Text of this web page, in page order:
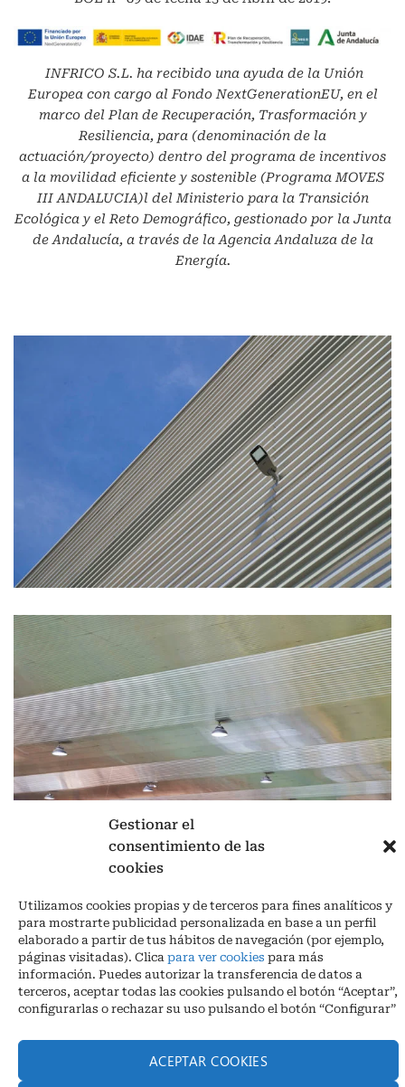
Gestionar el
consentimiento de las
cookies
Utilizamos cookies propias y de terceros para fines analíticos y
para mostrarte publicidad personalizada en base a un perfil
elaborado a partir de tus hábitos de navegación (por ejemplo,
páginas visitadas). Clica para ver cookies para más
información. Puedes autorizar la transferencia de datos a
terceros, aceptar todas las cookies pulsando el botón “Aceptar”,
configurarlas o rechazar su uso pulsando el botón “Configurar”
ACEPTAR COOKIES
INFRICO S.L. ha recibido una ayuda de la Unión
Europea con cargo al Fondo NextGenerationEU, en el
marco del Plan de Recuperación, Trasformación y
Resiliencia, para (denominación de la
actuación/proyecto) dentro del programa de incentivos
a la movilidad eficiente y sostenible (Programa MOVES
III ANDALUCIA)l del Ministerio para la Transición
Ecológica y el Reto Demográfico, gestionado por la Junta
de Andalucía, a través de la Agencia Andaluza de la
Energía.
Aviso legal |Política de privacidad| Cookies
Ctra. A-3132, De Aguilar a A-318 por Moriles km 15,5 M.I. (Córdoba)
España
COORDENADAS: Latitud: 37,40 – Longitud -04,58 | Telf. + 34 957 51
30 68
info@infrico.com Infrico SL 2026©. Diseñado porBabait Technology